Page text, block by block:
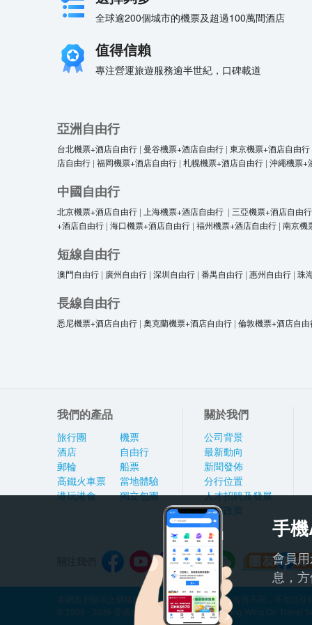
全球逾200個城市的機票及超過100萬間酒店
值得信賴
專注營運旅遊服務逾半世紀，口碑載道
亞洲自由行
台北機票+酒店自由行 | 曼谷機票+酒店自由行 | 東京機票+酒店自由行
店自由行 | 福岡機票+酒店自由行 | 札幌機票+酒店自由行 | 沖繩機票+
中國自由行
北京機票+酒店自由行 | 上海機票+酒店自由行 | 三亞機票+酒店自由行
+酒店自由行 | 海口機票+酒店自由行 | 福州機票+酒店自由行 | 南京機
短線自由行
澳門自由行 | 廣州自由行 | 深圳自由行 | 番禺自由行 | 惠州自由行 | 珠
長線自由行
悉尼機票+酒店自由行 | 奧克蘭機票+酒店自由行 | 倫敦機票+酒店自由
我們的產品
旅行團
酒店
郵輪
高鐵火車票
港玩港食
機票
自由行
船票
當地體驗
獨立包團
關於我們
公司背景
最新動向
新聞發佈
分行位置
人才招聘及發展
私隱政策
本網頁所顯示之價格因應產品種類及出發日期而有所不同，不包括
© 1999 - 2026 香港永安旅遊有限公司 Hong Kong Wing On Travel
手
會員
息，